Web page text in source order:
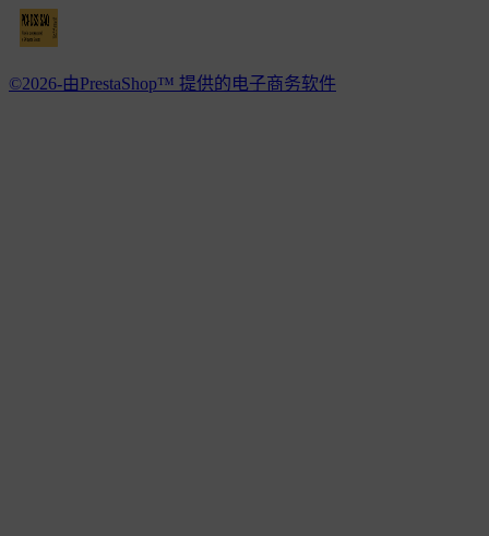
©2026-由PrestaShop™ 提供的电子商务软件